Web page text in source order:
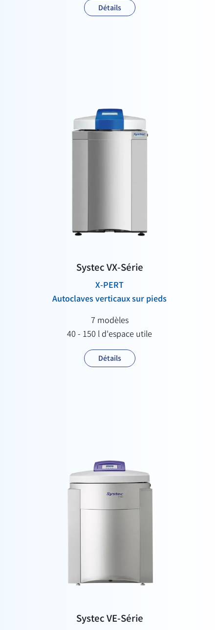
Détails
Systec VX-Série
X-PERT
Autoclaves verticaux sur pieds
7 modèles
40 - 150 l d'espace utile
Détails
Systec VE-Série